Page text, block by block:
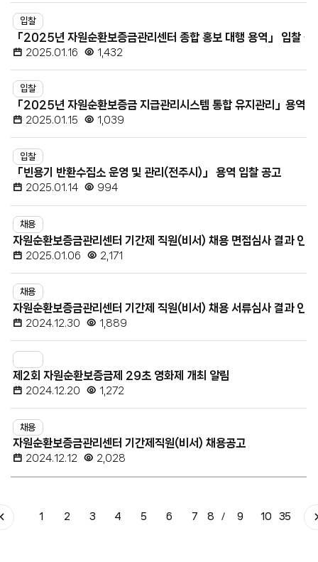
파
일,
조
수
입찰
「2025년 자원순환보증금관리센터 종합 홍보 대행 용역」 입찰 공
2025.01.16 1,432
입찰
「2025년 자원순환보증금 지급관리시스템 통합 유지관리」용역
2025.01.15 1,039
입찰
「빈용기 반환수집소 운영 및 관리(전주시)」 용역 입찰 공고
2025.01.14 994
채용
자원순환보증금관리센터 기간제 직원(비서) 채용 면접심사 결과 안내
2025.01.06 2,171
채용
자원순환보증금관리센터 기간제 직원(비서) 채용 서류심사 결과 안내
2024.12.30 1,889
제2회 자원순환보증금제 29초 영화제 개최 알림
2024.12.20 1,272
채용
자원순환보증금관리센터 기간제직원(비서) 채용공고
2024.12.12 2,028
1 2 3 4 5 6 7 8 9 10 35